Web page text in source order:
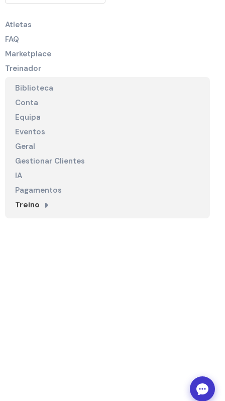
Atletas
FAQ
Marketplace
Treinador
Biblioteca
Conta
Equipa
Eventos
Geral
Gestionar Clientes
IA
Pagamentos
Treino